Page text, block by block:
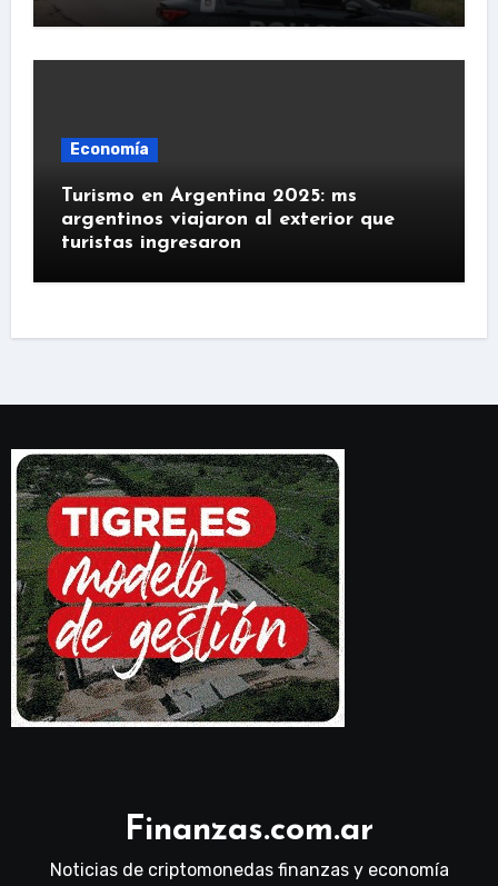
Economía
Turismo en Argentina 2025: ms
argentinos viajaron al exterior que
turistas ingresaron
Finanzas.com.ar
Noticias de criptomonedas finanzas y economía